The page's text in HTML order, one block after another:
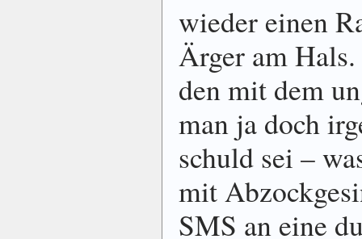
wieder einen
Ärger am
den mit dem
man ja doch
schuld sei –
mit
SMS an eine